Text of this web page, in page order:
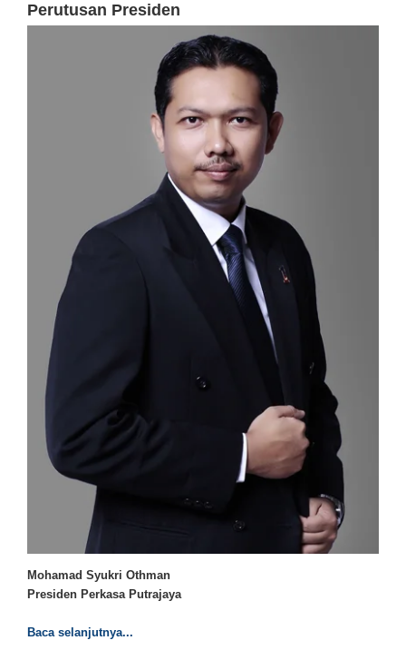
Perutusan Presiden
Mohamad Syukri Othman
Presiden Perkasa Putrajaya
Baca selanjutnya...